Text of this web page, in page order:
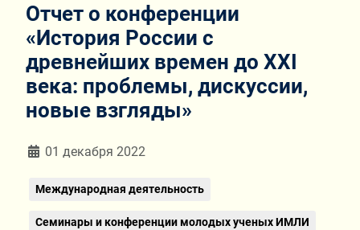
Отчет о конференции
«История России с
древнейших времен до XXI
века: проблемы, дискуссии,
новые взгляды»
Информация о материале
01 декабря 2022
Международная деятельность
Семинары и конференции молодых ученых ИМЛИ